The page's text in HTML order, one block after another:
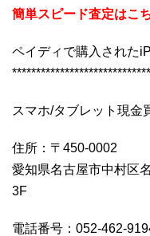
簡単スピード査定はこ
ペイディで購入された
スマホ/タブレット現金
住所：〒450-0002
愛知県名古屋市中村区
3F
電話番号：052-462-